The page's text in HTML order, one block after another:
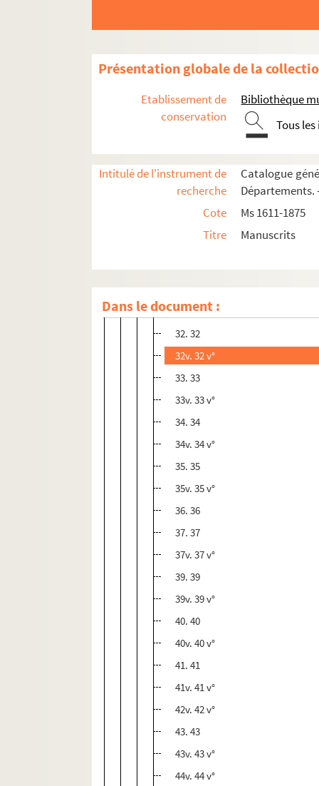
Présentation globale de la
Etablissement de
conservation
Bibliothèque
Tous
Intitulé de l'instrument de
recherche
Catalogue
Départements.
Cote
Ms 1611-1875
Titre
Manuscrits
Dans le document :
24. 24
25. 25
28. 28
31v. 31 v°
32. 32
32v. 32 v°
33. 33
33v. 33 v°
34. 34
34v. 34 v°
35. 35
35v. 35 v°
36. 36
37. 37
37v. 37 v°
39. 39
39v. 39 v°
40. 40
40v. 40 v°
41. 41
41v. 41 v°
42v. 42 v°
43. 43
43v. 43 v°
44v. 44 v°